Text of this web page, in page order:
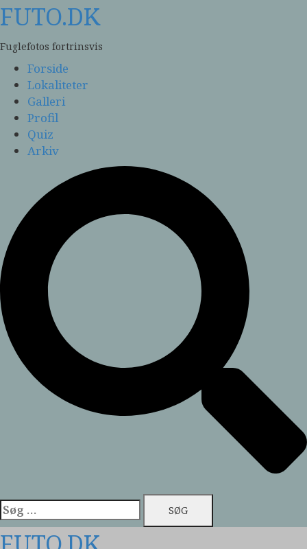
Skip
to
content
FUTO.DK
Fuglefotos fortrinsvis
Forside
Lokaliteter
Galleri
Profil
Quiz
Arkiv
Søg
efter: